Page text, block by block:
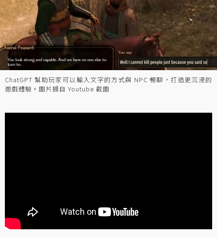
ChatGPT 幫助玩家可以輸入文字的方式與 NPC 暢聊，打造更沉浸的
遊戲體驗。圖片擷自 Youtube 截圖